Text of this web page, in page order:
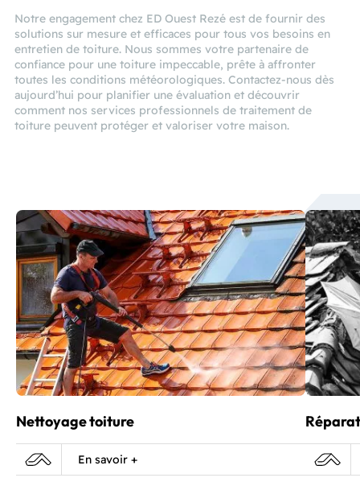
Notre engagement chez ED Ouest Rezé est de fournir des
solutions sur mesure et efficaces pour tous vos besoins en
entretien de toiture. Nous sommes votre partenaire de
confiance pour une toiture impeccable, prête à affronter
toutes les conditions météorologiques. Contactez-nous dès
aujourd’hui pour planifier une évaluation et découvrir
comment nos services professionnels de traitement de
toiture peuvent protéger et valoriser votre maison.
Nettoyage toiture
En savoir +